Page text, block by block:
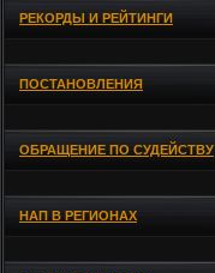
РЕКОРДЫ И РЕЙТИНГИ
ПОСТАНОВЛЕНИЯ
ОБРАЩЕНИЕ ПО СУДЕЙСТВУ
НАП В РЕГИОНАХ